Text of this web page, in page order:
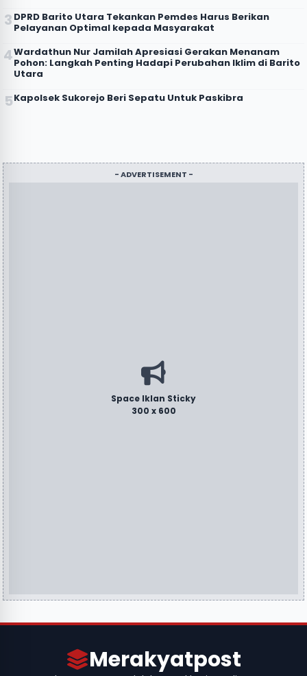
DPRD Barito Utara Tekankan Pemdes Harus Berikan
Pelayanan Optimal kepada Masyarakat
Wardathun Nur Jamilah Apresiasi Gerakan Menanam
Pohon: Langkah Penting Hadapi Perubahan Iklim di Barito
Utara
Kapolsek Sukorejo Beri Sepatu Untuk Paskibra
- ADVERTISEMENT -
Space Iklan Sticky
300 x 600
Merakyatpost